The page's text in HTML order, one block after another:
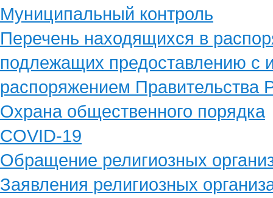
Муниципальный контроль
Перечень находящихся в
подлежащих предоставлению с
распоряжением
Охрана общественного порядка
COVID-19
Обращение религиозных
Заявления религиозных